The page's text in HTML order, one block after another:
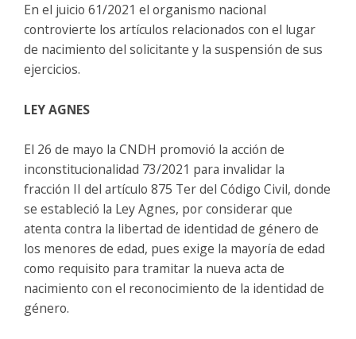
En el juicio 61/2021 el organismo nacional
controvierte los artículos relacionados con el lugar
de nacimiento del solicitante y la suspensión de sus
ejercicios.
LEY AGNES
El 26 de mayo la CNDH promovió la acción de
inconstitucionalidad 73/2021 para invalidar la
fracción II del artículo 875 Ter del Código Civil, donde
se estableció la Ley Agnes, por considerar que
atenta contra la libertad de identidad de género de
los menores de edad, pues exige la mayoría de edad
como requisito para tramitar la nueva acta de
nacimiento con el reconocimiento de la identidad de
género.